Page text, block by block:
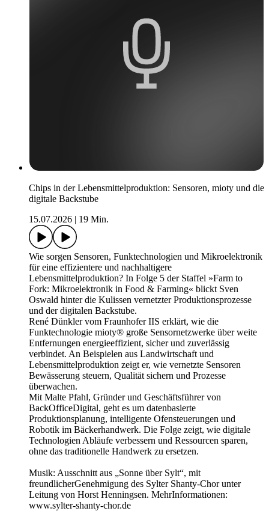
Chips in der Lebensmittelproduktion: Sensoren, mioty und die
digitale Backstube
15.07.2026 | 19 Min.
Wie sorgen Sensoren, Funktechnologien und Mikroelektronik
für eine effizientere und nachhaltigere
Lebensmittelproduktion? In Folge 5 der Staffel »Farm to
Fork: Mikroelektronik in Food & Farming« blickt Sven
Oswald hinter die Kulissen vernetzter Produktionsprozesse
und der digitalen Backstube.
René Dünkler vom Fraunhofer IIS erklärt, wie die
Funktechnologie mioty® große Sensornetzwerke über weite
Entfernungen energieeffizient, sicher und zuverlässig
verbindet. An Beispielen aus Landwirtschaft und
Lebensmittelproduktion zeigt er, wie vernetzte Sensoren
Bewässerung steuern, Qualität sichern und Prozesse
überwachen.
Mit Malte Pfahl, Gründer und Geschäftsführer von
BackOfficeDigital, geht es um datenbasierte
Produktionsplanung, intelligente Ofensteuerungen und
Robotik im Bäckerhandwerk. Die Folge zeigt, wie digitale
Technologien Abläufe verbessern und Ressourcen sparen,
ohne das traditionelle Handwerk zu ersetzen.
Musik: Ausschnitt aus „Sonne über Sylt“, mit
freundlicherGenehmigung des Sylter Shanty-Chor unter
Leitung von Horst Henningsen. MehrInformationen:
www.sylter-shanty-chor.de